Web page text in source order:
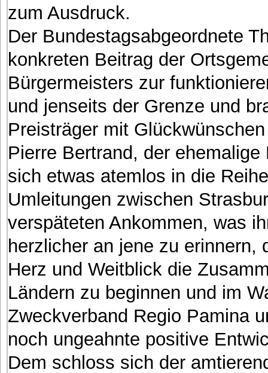
zum Ausdruck.
Der Bundestagsabgeordnete
konkreten Beitrag der
Bürgermeisters zur
und jenseits der Grenze und
Preisträger mit
Pierre Bertrand, der
sich etwas atemlos in die
Umleitungen zwischen
verspäteten Ankommen, was
herzlicher an jene zu erinnern,
Herz und Weitblick die
Ländern zu beginnen und im
Zweckverband Regio Pamina
noch ungeahnte positive
Dem schloss sich der